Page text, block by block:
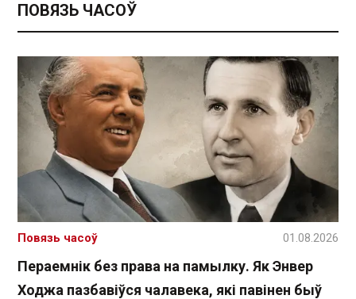
ПОВЯЗЬ ЧАСОЎ
Пераемнік без права на памылку. Як Энвер
Ходжа пазбавіўся чалавека, які павінен быў
Повязь часоў 01.08.2026